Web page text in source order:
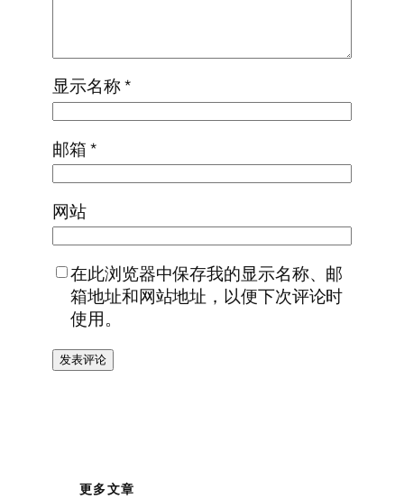
显示名称*
邮箱*
网站
在此浏览器中保存我的显示名称、邮
箱地址和网站地址，以便下次评论时
使用。
更多文章